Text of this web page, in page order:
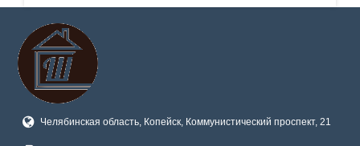
Челябинская область, Копейск, Коммунистический проспект, 21